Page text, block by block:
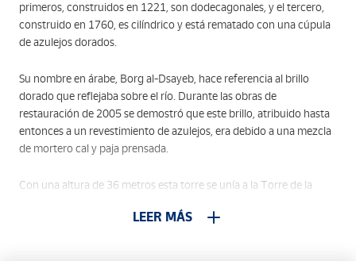
primeros, construidos en 1221, son dodecagonales, y el tercero,
construido en 1760, es cilíndrico y está rematado con una cúpula
de azulejos dorados.
Su nombre en árabe, Borg al-Dsayeb, hace referencia al brillo
dorado que reflejaba sobre el río. Durante las obras de
restauración de 2005 se demostró que este brillo, atribuido hasta
entonces a un revestimiento de azulejos, era debido a una mezcla
de mortero cal y paja prensada.
Con una altura de 36 metros esta torre se unía a la Torre de la
Alcázar
LEER MÁS